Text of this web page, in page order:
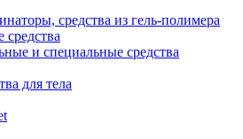
средства из гель-полимера
и специальные средства
для тела